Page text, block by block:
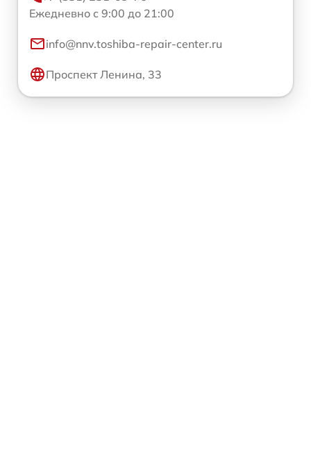
Ежедневно с 9:00 до 21:00
info@nnv.toshiba-repair-center.ru
Проспект Ленина, 33